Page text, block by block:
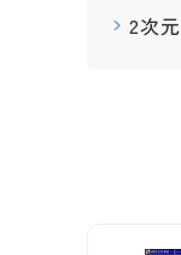
2次元